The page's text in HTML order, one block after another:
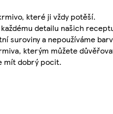
které ji vždy potěší.
detailu našich
suroviny a nepoužíváme
kterým můžete
mít dobrý pocit.